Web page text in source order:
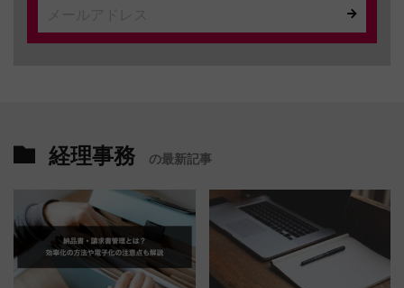
経理事務 の最新記事